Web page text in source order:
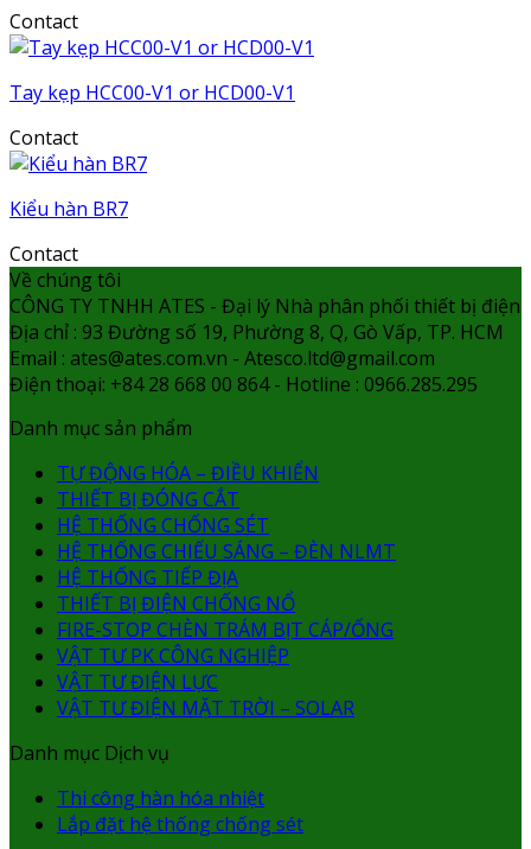
Contact
Tay kẹp HCC00-V1 or HCD00-V1
Contact
Kiểu hàn BR7
Contact
Về chúng tôi
CÔNG TY TNHH ATES - Đại lý Nhà phân phối thiết bị điện
Địa chỉ : 93 Đường số 19, Phường 8, Q, Gò Vấp, TP. HCM
Email : ates@ates.com.vn - Atesco.ltd@gmail.com
Điện thoại: +84 28 668 00 864 - Hotline : 0966.285.295
Danh mục sản phẩm
TỰ ĐỘNG HÓA – ĐIỀU KHIỂN
THIẾT BỊ ĐÓNG CẮT
HỆ THỐNG CHỐNG SÉT
HỆ THỐNG CHIẾU SÁNG – ĐÈN NLMT
HỆ THỐNG TIẾP ĐỊA
THIẾT BỊ ĐIỆN CHỐNG NỔ
FIRE-STOP CHÈN TRÁM BỊT CÁP/ỐNG
VẬT TƯ PK CÔNG NGHIỆP
VẬT TƯ ĐIỆN LỰC
VẬT TƯ ĐIỆN MẶT TRỜI – SOLAR
Danh mục Dịch vụ
Thi công hàn hóa nhiệt
Lắp đặt hệ thống chống sét